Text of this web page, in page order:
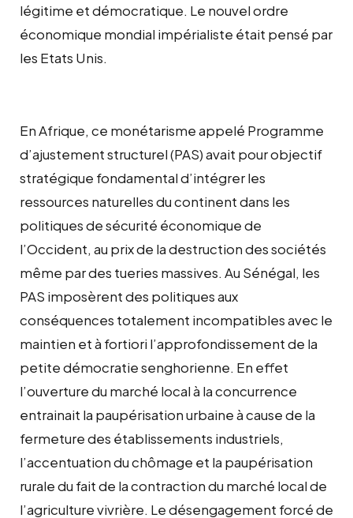
légitime et démocratique. Le nouvel ordre
économique mondial impérialiste était pensé par
les Etats Unis.
En Afrique, ce monétarisme appelé Programme
d’ajustement structurel (PAS) avait pour objectif
stratégique fondamental d’intégrer les
ressources naturelles du continent dans les
politiques de sécurité économique de
l’Occident, au prix de la destruction des sociétés
même par des tueries massives. Au Sénégal, les
PAS imposèrent des politiques aux
conséquences totalement incompatibles avec le
maintien et à fortiori l’approfondissement de la
petite démocratie senghorienne. En effet
l’ouverture du marché local à la concurrence
entrainait la paupérisation urbaine à cause de la
fermeture des établissements industriels,
l’accentuation du chômage et la paupérisation
rurale du fait de la contraction du marché local de
l’agriculture vivrière. Le désengagement forcé de